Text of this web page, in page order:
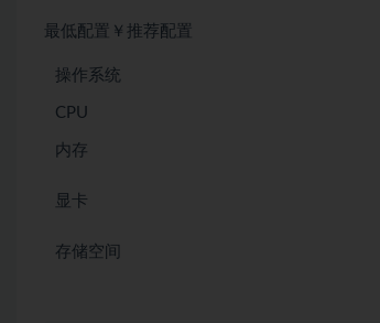
最低配置￥推荐配置
操作系统
CPU
内存
显卡
存储空间